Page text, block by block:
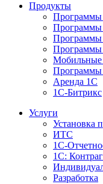
Продукты
Программы
Программы
Мобильные
Аренда 1С
1С-Битрикс
Услуги
Установка
ИТС
1С-
1С:
Разработка